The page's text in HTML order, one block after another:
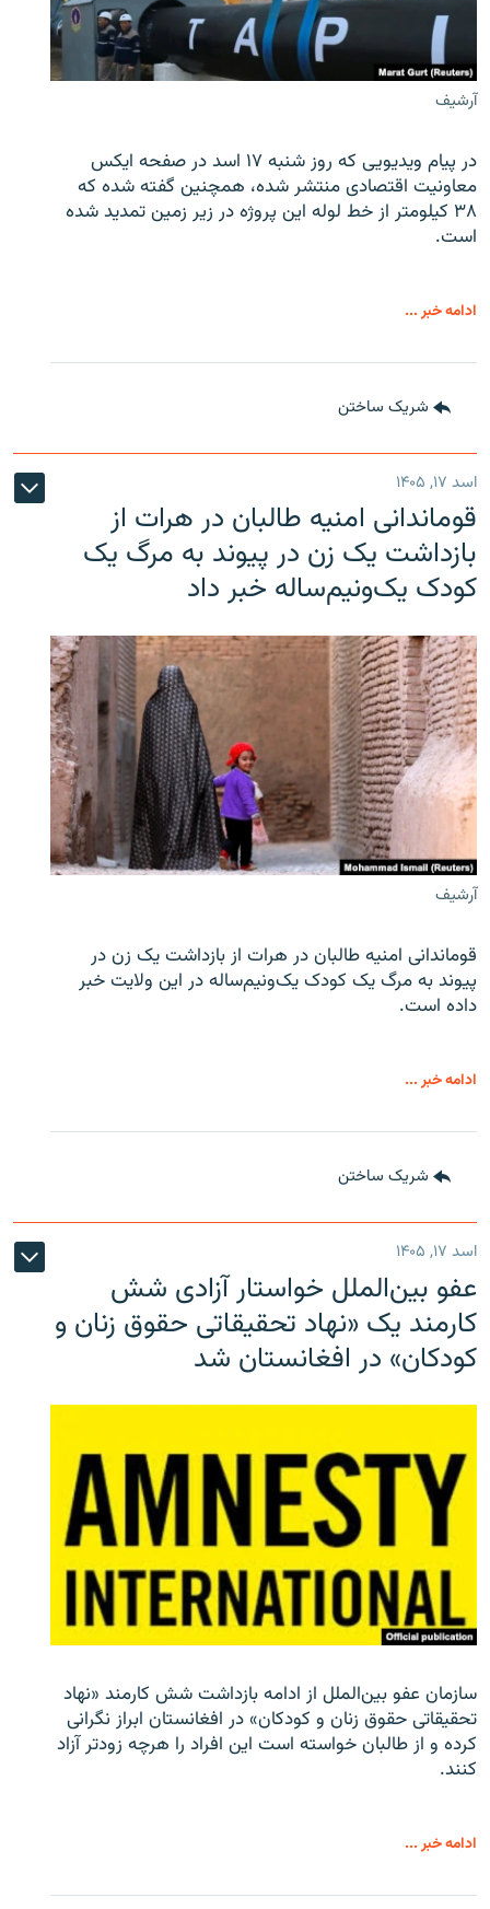
آرشیف
در پیام ویدیویی که روز شنبه ۱۷ اسد در صفحه ایکس
معاونیت اقتصادی منتشر شده، همچنین گفته شده که
۳۸ کیلومتر از خط لوله این پروژه در زیر زمین تمدید شده
است.
ادامه خبر ...
شریک ساختن
اسد ۱۷, ۱۴۰۵
قوماندانی امنیه طالبان در هرات از
بازداشت یک زن در پیوند به مرگ یک
کودک یک‌ونیم‌ساله خبر داد
آرشیف
قوماندانی امنیه طالبان در هرات از بازداشت یک زن در
پیوند به مرگ یک کودک یک‌ونیم‌ساله در این ولایت خبر
داده است.
ادامه خبر ...
شریک ساختن
اسد ۱۷, ۱۴۰۵
عفو بین‌الملل خواستار آزادی شش
کارمند یک «نهاد تحقیقاتی حقوق زنان و
کودکان» در افغانستان شد
سازمان عفو بین‌الملل از ادامه بازداشت شش کارمند «نهاد
تحقیقاتی حقوق زنان و کودکان» در افغانستان ابراز نگرانی
کرده و از طالبان خواسته است این افراد را هرچه زودتر آزاد
کنند.
ادامه خبر ...